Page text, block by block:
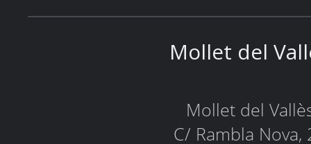
Mollet del
Mollet del
C/ Rambla Nova,